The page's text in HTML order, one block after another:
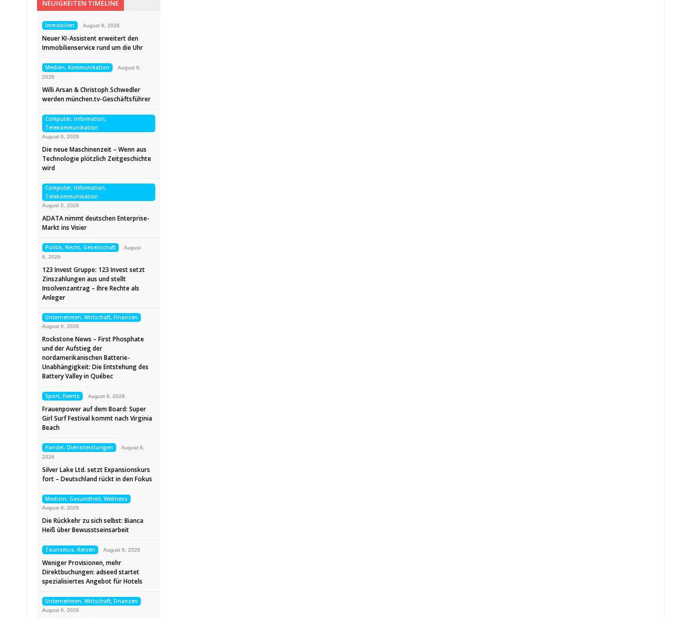
NEUIGKEITEN TIMELINE
Immobilien August 6, 2026
Neuer KI-Assistent erweitert den
Immobilienservice rund um die Uhr
Medien, Kommunikation
August 6,
2026
Willi Arsan & Christoph Schwedler
werden münchen.tv-Geschäftsführer
Computer, Information,
Telekommunikation
August 6, 2026
Die neue Maschinenzeit – Wenn aus
Technologie plötzlich Zeitgeschichte
wird
Computer, Information,
Telekommunikation
August 6, 2026
ADATA nimmt deutschen Enterprise-
Markt ins Visier
Politik, Recht, Gesellschaft
August
6, 2026
123 Invest Gruppe: 123 Invest setzt
Zinszahlungen aus und stellt
Insolvenzantrag – Ihre Rechte als
Anleger
Unternehmen, Wirtschaft, Finanzen
August 6, 2026
Rockstone News – First Phosphate
und der Aufstieg der
nordamerikanischen Batterie-
Unabhängigkeit: Die Entstehung des
Battery Valley in Québec
Sport, Events August 6, 2026
Frauenpower auf dem Board: Super
Girl Surf Festival kommt nach Virginia
Beach
Handel, Dienstleistungen
August 6,
2026
Silver Lake Ltd. setzt Expansionskurs
fort – Deutschland rückt in den Fokus
Medizin, Gesundheit, Wellness
August 6, 2026
Die Rückkehr zu sich selbst: Bianca
Heiß über Bewusstseinsarbeit
Tourismus, Reisen August 6, 2026
Weniger Provisionen, mehr
Direktbuchungen: adseed startet
spezialisiertes Angebot für Hotels
Unternehmen, Wirtschaft, Finanzen
August 6, 2026